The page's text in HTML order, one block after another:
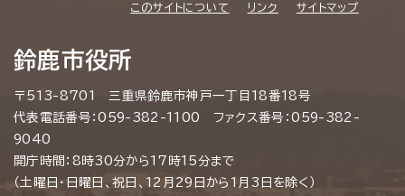
このサイトについて リンク サイトマップ
鈴鹿市役所
〒513-8701 三重県鈴鹿市神戸一丁目18番18号
代表電話番号：059-382-1100 ファクス番号：059-382-
9040
開庁時間：8時30分から17時15分まで
（土曜日・日曜日、祝日、12月29日から1月3日を除く）